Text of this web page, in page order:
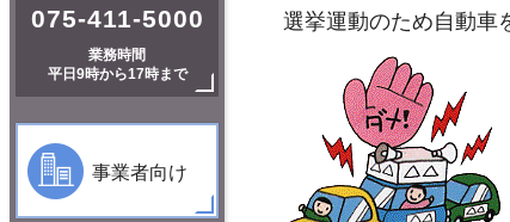
075-411-5000
業務時間
平日9時から17時まで
事業者向け
選挙運動のため自動車